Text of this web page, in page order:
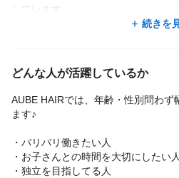
ど、
それぞれが自分らしくお休みを楽し
勤務時間やメニューにもよりますが
「今のサロンではなかなか入客でき
のお客様を担当できる環境です。
「とにかくたくさん入客して稼ぎた
ープンからラストまで勤務すること
しています。
続きを
どんな人が活躍しているか
AUBE HAIRでは、年齢・性別問わ
ます♪
・バリバリ働きたい人
・お子さんとの時間を大切にしたい人
・独立を目指してる人